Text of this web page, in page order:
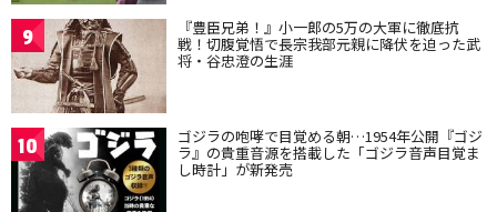
9 『豊臣兄弟！』小一郎の5万の大軍に徹底抗
戦！切腹覚悟で長宗我部元親に降伏を迫った武
将・谷忠澄の生涯
10 ゴジラの咆哮で目覚める朝…1954年公開『ゴジ
ラ』の貴重音源を搭載した「ゴジラ音声目覚ま
し時計」が新発売